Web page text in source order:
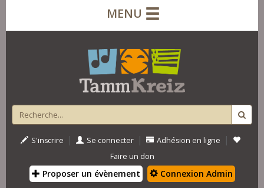
MENU
S'inscrire | Se connecter | Adhésion en ligne |
Faire un don
Proposer un évènement Connexion Admin